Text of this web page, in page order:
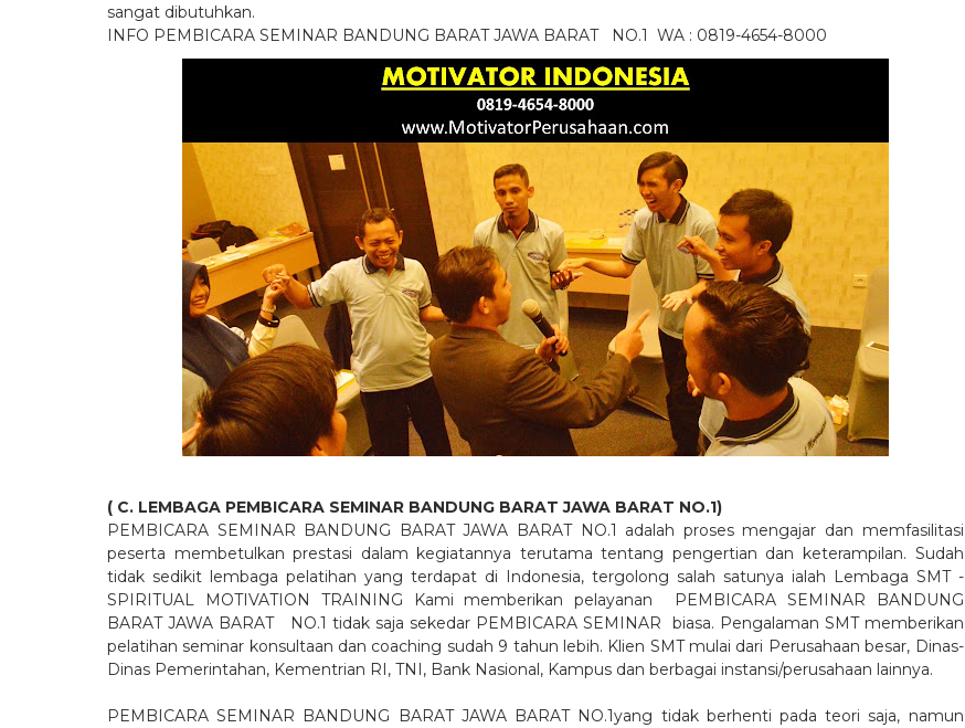
sangat dibutuhkan.
INFO PEMBICARA SEMINAR BANDUNG BARAT JAWA BARAT
NO.1 WA : 0819-4654-8000
( C. LEMBAGA PEMBICARA SEMINAR BANDUNG BARAT JAWA BARAT NO.1)
PEMBICARA SEMINAR BANDUNG BARAT JAWA BARAT NO.1 adalah proses mengajar dan memfasilitasi
peserta membetulkan prestasi dalam kegiatannya terutama tentang pengertian dan keterampilan. Sudah
tidak sedikit lembaga pelatihan yang terdapat di Indonesia, tergolong salah satunya ialah Lembaga SMT -
SPIRITUAL MOTIVATION TRAINING Kami memberikan pelayanan
PEMBICARA SEMINAR BANDUNG
BARAT JAWA BARAT NO.1 tidak saja sekedar PEMBICARA SEMINAR
biasa. Pengalaman SMT memberikan
pelatihan seminar konsultaan dan coaching sudah 9 tahun lebih. Klien SMT mulai dari Perusahaan besar, Dinas-
Dinas Pemerintahan, Kementrian RI, TNI, Bank Nasional, Kampus dan berbagai instansi/perusahaan lainnya.
PEMBICARA SEMINAR BANDUNG BARAT JAWA BARAT NO.1yang tidak berhenti pada teori saja, namun